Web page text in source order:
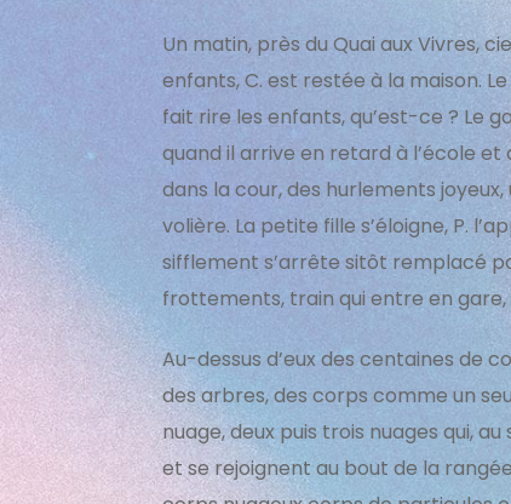
Un matin, près du Quai aux Vivres,
enfants, C. est restée à la maison.
fait rire les enfants, qu’est-ce ? Le
quand il arrive en retard à l’école et
dans la cour, des hurlements
volière. La petite fille s’éloigne, P.
sifflement s’arrête sitôt remplacé
frottements, train qui entre en gare,
Au-dessus d’eux des centaines de
des arbres, des corps comme un
nuage, deux puis trois nuages qui,
et se rejoignent au bout de la